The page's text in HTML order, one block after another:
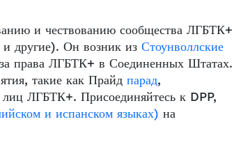
и чествованию сообщества ЛГБТК+
другие). Он возник из Стоунволлские
права ЛГБТК+ в Соединенных Штатах.
такие как Прайд парад,
лиц ЛГБТК+. Присоединяйтесь к DPP,
и испанском языках) на